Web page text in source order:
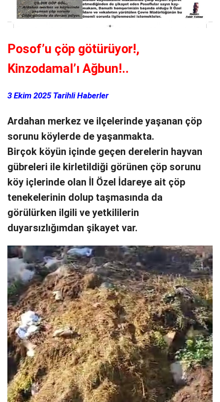
Posof’u çöp götürüyor!,
Kinzodamal’ı Ağbun!..
3 Ekim 2025 Tarihli Haberler
Ardahan merkez ve ilçelerinde yaşanan çöp
sorunu köylerde de yaşanmakta.
Birçok köyün içinde geçen derelerin hayvan
gübreleri ile kirletildiği görünen çöp sorunu
köy içlerinde olan İl Özel İdareye ait çöp
tenekelerinin dolup taşmasında da
görülürken ilgili ve yetkililerin
duyarsızlığımdan şikayet var.